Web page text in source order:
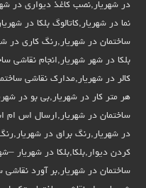
در شهریار,نصب کاغذ دیواری در
نما در شهریار,کاتالوگ بلکا در
ساختمان در شهریار,رنگ کاری در
بلکا در شهر شهریار,انجام نقاشی
کالر در شهریار,مدارک نقاشی
هر متر کار در شهریار,بی بو در
ساختمان در شهریار,ارسال اس ام
در شهریار,رنگ براق در
کردن دیوار,بلکا,بلکا در شهریار
ساختمان در شهریار,بر آورد نقاشی